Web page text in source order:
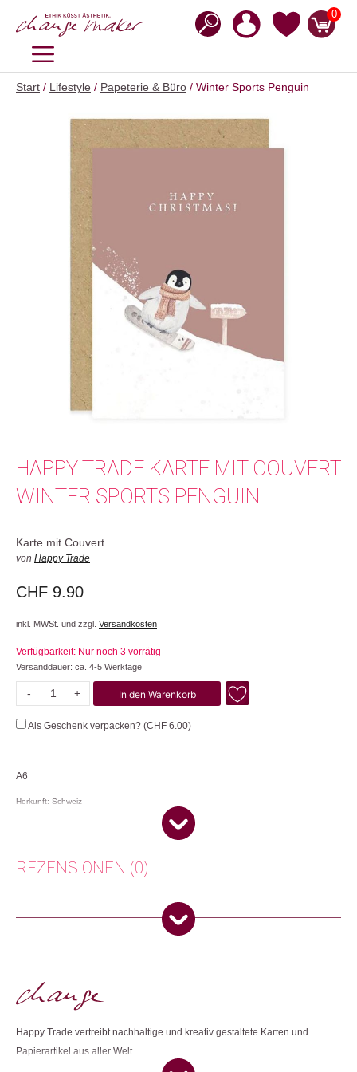
Inhalt
0
MENÜ
Start / Lifestyle / Papeterie & Büro / Winter Sports Penguin
HAPPY TRADE KARTE MIT COUVERT
WINTER SPORTS PENGUIN
Karte mit Couvert
von Happy Trade
CHF 9.90
inkl. MWSt. und zzgl. Versandkosten
Verfügbarkeit: Nur noch 3 vorrätig
Versanddauer: ca. 4-5 Werktage
-
Winter
Penguin
+ In den Warenkorb
Als Geschenk verpacken? (CHF 6.00)
A6
Herkunft: Schweiz
Artikelnummer: 111783.06
Weihnachtskarten
Dieses Produkt weiterempfehlen:
REZENSIONEN (0)
Es gibt noch keine Rezensionen.
Happy Trade vertreibt nachhaltige und kreativ gestaltete Karten und
Papierartikel aus aller Welt.